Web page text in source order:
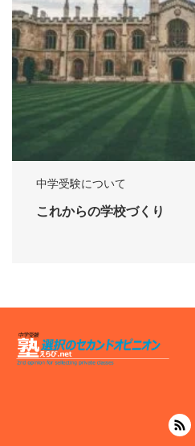
中学受験について
これからの学校づくり